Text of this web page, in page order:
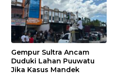
Gempur Sultra Ancam
Duduki Lahan Puuwatu
Jika Kasus Mandek